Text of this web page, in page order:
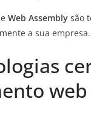
e Web Assembly são
a sua empresa.